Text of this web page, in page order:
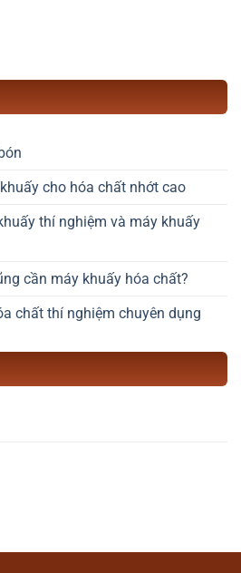
cho hóa chất nhớt cao
thí nghiệm và máy khuấy
cần máy khuấy hóa chất?
chất thí nghiệm chuyên dụng